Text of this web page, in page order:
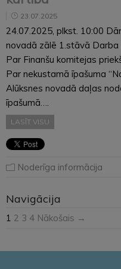
23.07.2025
24.07.2025, plkst. 10:00
novadā zālē 1.stāvā Darba
Par Finanšu komitejas
Par nekustamā īpašuma
Alūksnes novadā daļas
īpašumā….
LASĪT VISU
Noderīga informācija
Navigācija
1 2 3 4 Nākošais →